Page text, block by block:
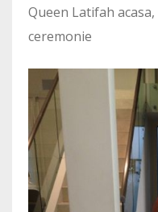
Queen Latifah
ceremonie